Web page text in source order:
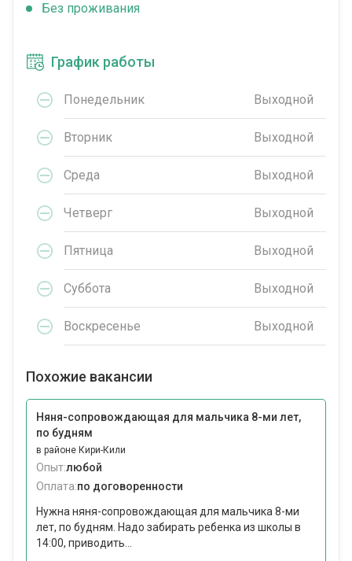
Без проживания
График работы
Понедельник Выходной
Вторник Выходной
Среда Выходной
Четверг Выходной
Пятница Выходной
Суббота Выходной
Воскресенье Выходной
Похожие вакансии
Няня-сопровождающая для мальчика 8-ми лет,
по будням
в районе Кири-Кили
Опыт:любой
Оплата:по договоренности
Нужна няня-сопровождающая для мальчика 8-ми
лет, по будням. Надо забирать ребенка из школы в
14:00, приводить...